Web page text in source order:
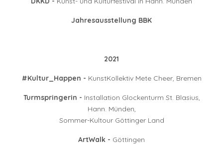
Jahresausstellung BBK
2021
#Kultur_Happen - KunstKollektiv Mete Cheer, Bremen
Turmspringerin - Installation Glockenturm St. Blasius,
Hann. Münden,
Sommer-Kultour Göttinger Land
ArtWalk - Göttingen